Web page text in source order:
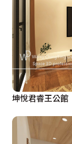
坤悅君睿王公館